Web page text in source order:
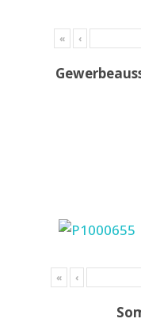
« ‹
« ‹